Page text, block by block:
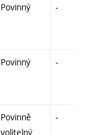
Povinný -
Povinný -
Povinně
volitelný
-